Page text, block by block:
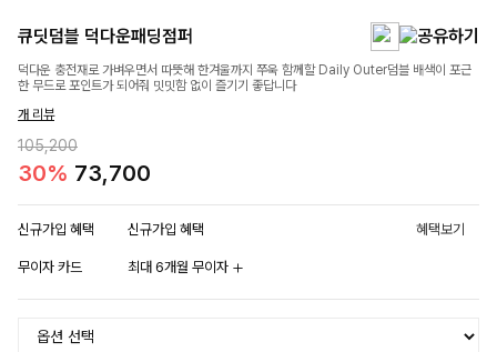
큐딧덤블 덕다운패딩점퍼
덕다운 충전재로 가벼우면서 따뜻해 한겨울까지 쭈욱 함께할 Daily Outer덤블 배색이 포근
한 무드로 포인트가 되어줘 밋밋함 없이 즐기기 좋답니다
개 리뷰
105,200
30% 73,700
신규가입 혜택 신규가입 혜택 혜택보기
무이자 카드 최대 6개월 무이자